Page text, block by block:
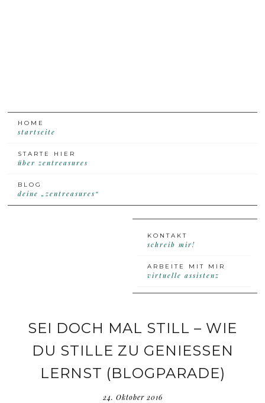
HOME
startseite
STARTE HIER
über zentreasures
BLOG
deine „zentreasures“
KONTAKT
schreib mir!
ARBEITE MIT MIR
virtuelle assistenz
SEI DOCH MAL STILL – WIE
DU STILLE ZU GENIESSEN L
ERNST (BLOGPARADE)
24. Oktober 2016